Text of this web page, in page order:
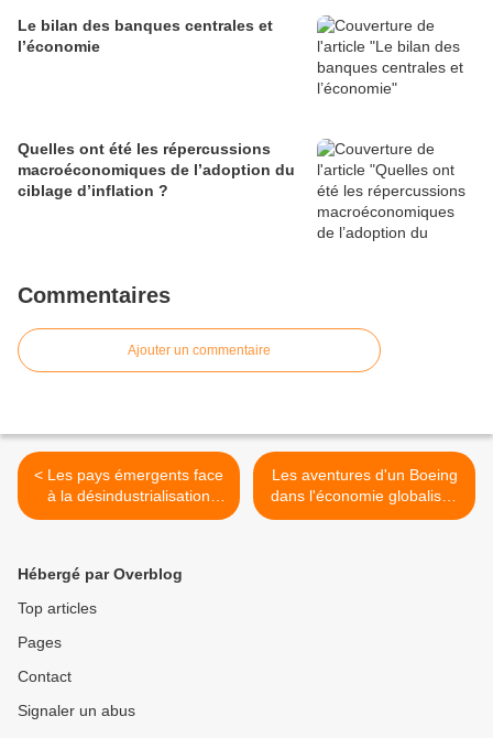
Le bilan des banques centrales et
l’économie
Quelles ont été les répercussions
macroéconomiques de l’adoption du
ciblage d’inflation ?
Commentaires
Ajouter un commentaire
< Les pays émergents face
à la désindustrialisation
précoce
Les aventures d'un Boeing
dans l'économie globalisée
>
Hébergé par Overblog
Top articles
Pages
Contact
Signaler un abus